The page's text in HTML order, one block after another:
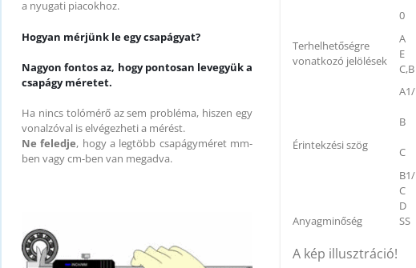
0
Terhelhetőségre
vonatkozó jelölések
A
E
C,B
Érintekzési szög
A1/
B
C
B1/
C
D
Anyagminőség
SS
A kép illusztráció!
a nyugati piacokhoz.
Hogyan mérjünk le egy csapágyat?
Nagyon fontos az, hogy pontosan levegyük a
csapágy méretet.
Ha nincs tolómérő az sem probléma, hiszen egy
vonalzóval is elvégezheti a mérést.
Ne feledje, hogy a legtöbb csapágyméret mm-
ben vagy cm-ben van megadva.